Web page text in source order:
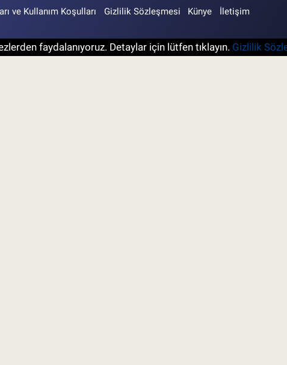
ve Kullanım Koşulları Gizlilik Sözleşmesi Künye İletişim
faydalanıyoruz. Detaylar için lütfen tıklayın. Gizlilik